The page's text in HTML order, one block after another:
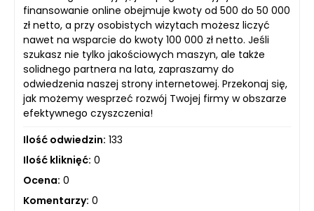
finansowanie online obejmuje kwoty od 500 do 50 000
zł netto, a przy osobistych wizytach możesz liczyć
nawet na wsparcie do kwoty 100 000 zł netto. Jeśli
szukasz nie tylko jakościowych maszyn, ale także
solidnego partnera na lata, zapraszamy do
odwiedzenia naszej strony internetowej. Przekonaj się,
jak możemy wesprzeć rozwój Twojej firmy w obszarze
efektywnego czyszczenia!
Ilość odwiedzin: 133
Ilość kliknięć: 0
Ocena: 0
Komentarzy: 0